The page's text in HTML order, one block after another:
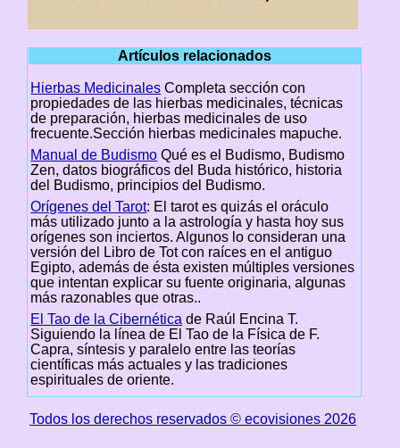
Artículos relacionados
Hierbas Medicinales Completa sección con
propiedades de las hierbas medicinales, técnicas
de preparación, hierbas medicinales de uso
frecuente.Sección hierbas medicinales mapuche.
Manual de Budismo Qué es el Budismo, Budismo
Zen, datos biográficos del Buda histórico, historia
del Budismo, principios del Budismo.
Orígenes del Tarot: El tarot es quizás el oráculo
más utilizado junto a la astrología y hasta hoy sus
orígenes son inciertos. Algunos lo consideran una
versión del Libro de Tot con raíces en el antiguo
Egipto, además de ésta existen múltiples versiones
que intentan explicar su fuente originaria, algunas
más razonables que otras..
El Tao de la Cibernética de Raúl Encina T.
Siguiendo la línea de El Tao de la Física de F.
Capra, síntesis y paralelo entre las teorías
científicas más actuales y las tradiciones
espirituales de oriente.
Todos los derechos reservados © ecovisiones 2026